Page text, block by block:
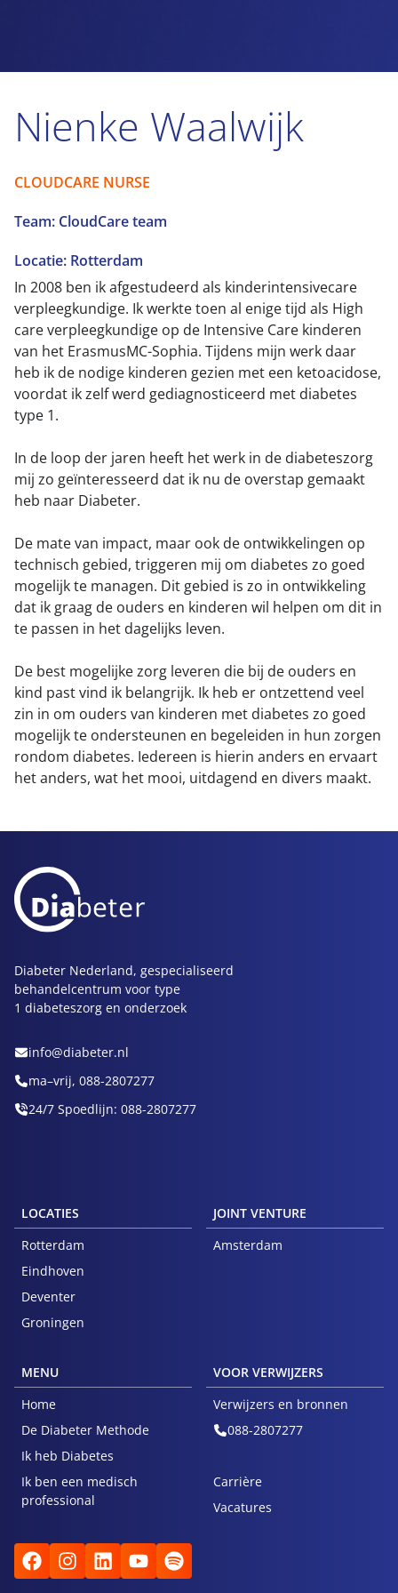
Nienke Waalwijk
CLOUDCARE NURSE
Team: CloudCare team
Locatie: Rotterdam
In 2008 ben ik afgestudeerd als kinderintensivecare
verpleegkundige. Ik werkte toen al enige tijd als High
care verpleegkundige op de Intensive Care kinderen
van het ErasmusMC-Sophia. Tijdens mijn werk daar
heb ik de nodige kinderen gezien met een ketoacidose,
voordat ik zelf werd gediagnosticeerd met diabetes
type 1.
In de loop der jaren heeft het werk in de diabeteszorg
mij zo geïnteresseerd dat ik nu de overstap gemaakt
heb naar Diabeter.
De mate van impact, maar ook de ontwikkelingen op
technisch gebied, triggeren mij om diabetes zo goed
mogelijk te managen. Dit gebied is zo in ontwikkeling
dat ik graag de ouders en kinderen wil helpen om dit in
te passen in het dagelijks leven.
De best mogelijke zorg leveren die bij de ouders en
kind past vind ik belangrijk. Ik heb er ontzettend veel
zin in om ouders van kinderen met diabetes zo goed
mogelijk te ondersteunen en begeleiden in hun zorgen
rondom diabetes. Iedereen is hierin anders en ervaart
het anders, wat het mooi, uitdagend en divers maakt.
Diabeter Nederland, gespecialiseerd
behandelcentrum voor type
1 diabeteszorg en onderzoek
info@diabeter.nl
ma–vrij, 088-2807277
24/7 Spoedlijn: 088-2807277
LOCATIES
Rotterdam
Eindhoven
Deventer
Groningen
JOINT VENTURE
Amsterdam
MENU
Home
De Diabeter Methode
Ik heb Diabetes
Ik ben een medisch
professional
VOOR VERWIJZERS
Verwijzers en bronnen
088-2807277
Carrière
Vacatures